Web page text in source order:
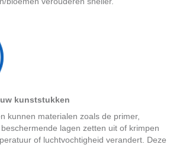
kunststukken
kunnen materialen zoals de primer,
lagen zetten uit of krimpen
of luchtvochtigheid verandert. Deze